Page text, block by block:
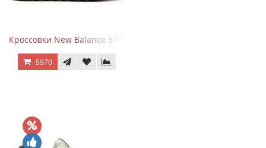
Кроссовки New Balance 574 Classic Blue Grey
9970